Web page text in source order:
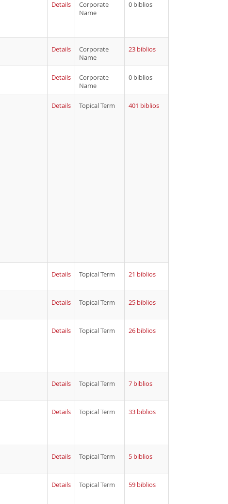
Details
Corporate
Name
0 biblios
Details
Corporate
Name
23 biblios
Details
Corporate
Name
0 biblios
Details Topical Term 401 biblios
Details Topical Term 21 biblios
Details Topical Term 25 biblios
Details Topical Term 26 biblios
Details Topical Term 7 biblios
Details Topical Term 33 biblios
Details Topical Term 5 biblios
Details Topical Term 59 biblios